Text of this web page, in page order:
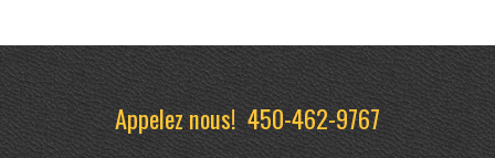
Appelez nous!450-462-9767